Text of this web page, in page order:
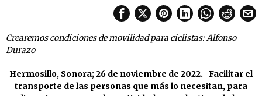
Crearemos condiciones de movilidad para ciclistas: Alfonso
Durazo
Hermosillo, Sonora; 26 de noviembre de 2022.- Facilitar el
transporte de las personas que más lo necesitan, para